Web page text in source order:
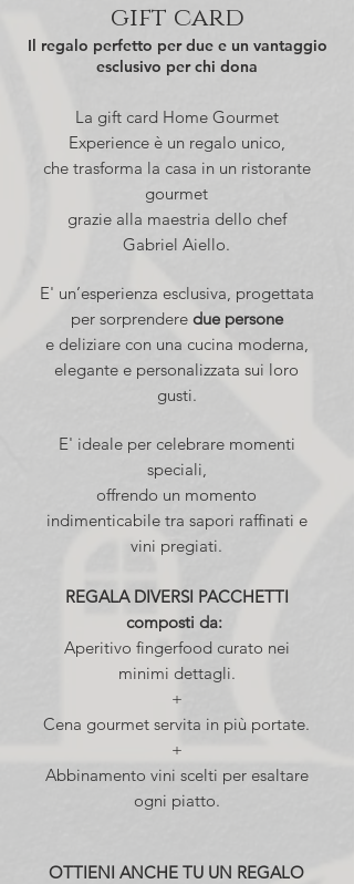
gift card
Il regalo perfetto per due e un vantaggio
esclusivo per chi dona
La gift card Home Gourmet
Experience è un regalo unico,
che trasforma la casa in un ristorante
gourmet
grazie alla maestria dello chef
Gabriel Aiello.
E' un’esperienza esclusiva, progettata
per sorprendere due persone
e deliziare con una cucina moderna,
elegante e personalizzata sui loro
gusti.
E' ideale per celebrare momenti
speciali,
offrendo un momento
indimenticabile tra sapori raffinati e
vini pregiati.
REGALA DIVERSI PACCHETTI
composti da:
Aperitivo fingerfood curato nei
minimi dettagli.
+
Cena gourmet servita in più portate.
+
Abbinamento vini scelti per esaltare
ogni piatto.
OTTIENI ANCHE TU UN REGALO